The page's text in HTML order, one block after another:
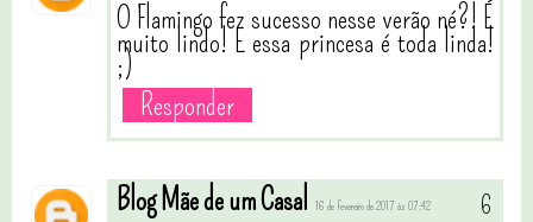
O Flamingo fez sucesso nesse verão né?! É
muito lindo! E essa princesa é toda linda!
;)
Responder
Blog Mãe de um Casal 16 de fevereiro de 2017 às 07:42